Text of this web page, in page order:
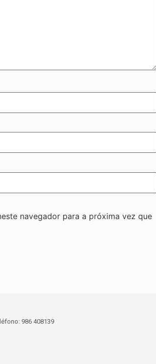
navegador para a próxima vez que
986 408139